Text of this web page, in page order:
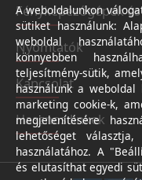
Fényképezőgépek
Nyomtatók
Kapcsolat
Hasznos linkek
A weboldalunkon
sütiket használunk:
weboldal
könnyebben
teljesítmény-sütik,
használunk a
marketing cookie-k,
megjelenítésére
lehetőséget
használatához. A
és elutasíthat egyedi